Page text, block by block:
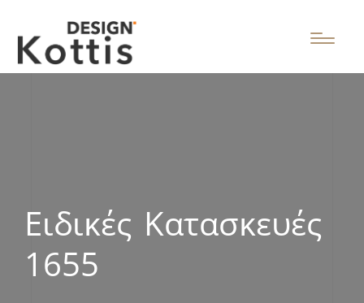
Ειδικές Κατασκευές
1655